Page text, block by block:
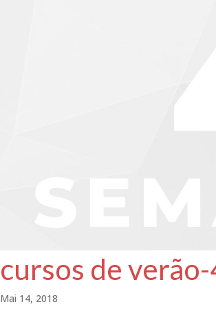
cursos de
Mai 14, 2018